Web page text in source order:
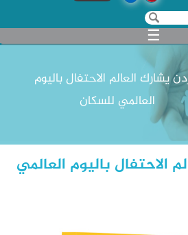
☰
يشارك العالم الاحتفال باليوم
العالمي للسكان
الاحتفال باليوم العالمي